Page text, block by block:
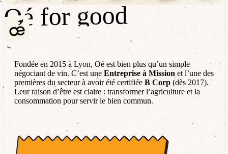
Oé for good
Fondée en 2015 à Lyon, Oé est bien plus qu’un simple
négociant de vin. C’est une Entreprise à Mission et l’une des
premières du secteur à avoir été certifiée B Corp (dès 2017).
Leur raison d’être est claire : transformer l’agriculture et la
consommation pour servir le bien commun.
Oé for good